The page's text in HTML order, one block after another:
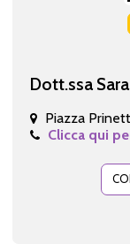
Dott.ssa
Piazza
Clicca qui